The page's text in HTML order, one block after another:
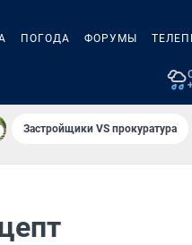
ПОГОДА ФОРУМЫ
Застройщики VS прокуратура